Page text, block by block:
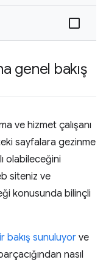
genel bakış
ve hizmet çalışanı
sayfalara gezinme
olabileceğini
siteniz ve
konusunda bilinçli
bakış sunuluyorve
nasıl